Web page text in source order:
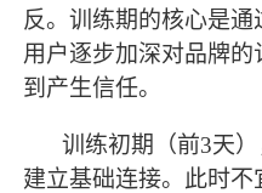
反。训练期的核心是通
用户逐步加深对品牌
到产生信任。
训练初期（前3天
建立基础连接。此时